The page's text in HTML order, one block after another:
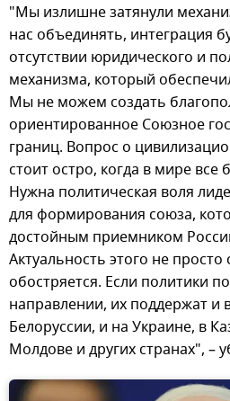
"Мы излишне затянули
нас объединять, интеграция
отсутствии юридического и
механизма, который
Мы не можем создать
ориентированное Союзное
границ. Вопрос о
стоит остро, когда в мире
Нужна политическая воля
для формирования союза,
достойным приемником
Актуальность этого не просто
обостряется. Если политики
направлении, их поддержат и
Белоруссии, и на Украине, в
Молдове и других странах", –